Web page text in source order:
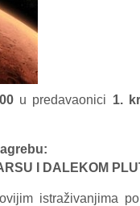
u predavaonici 1.
I DALEKOM
istraživanjima